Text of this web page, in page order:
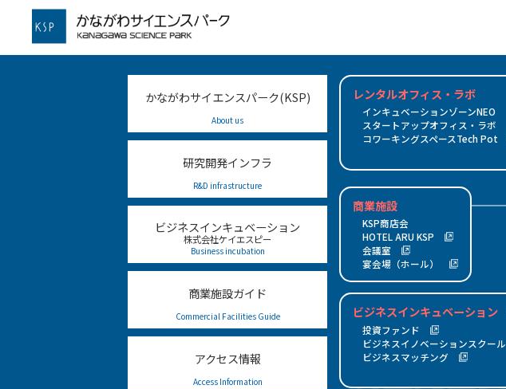
かながわサイエンスパーク(KSP)
About us
研究開発インフラ
R&D infrastructure
ビジネスインキュベーション
株式会社ケイエスピー
Business incubation
商業施設ガイド
Commercial Facilities Guide
アクセス情報
Access Information
かながわサイエンスパーク(KSP)
About us
研究開発インフラ
R&D infrastructure
ビジネスインキュベーション
株式会社ケイエスピー
Business incubation
商業施設ガイド
Commercial Facilities Guide
アクセス情報
Access Information
レンタルオフィス・ラボ
インキュベーションゾーンNEO
スタートアップオフィス・ラボ
コワーキングスペースTech Pot
商業施設
KSP商店会
HOTEL ARU KSP
会議室
宴会場（ホール）
ビジネスインキュベーション
投資ファンド
ビジネスイノベーションスクール
ビジネスマッチング